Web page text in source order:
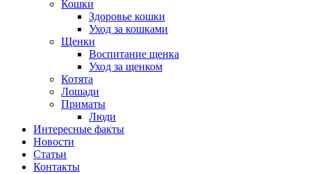
Кошки
Здоровье кошки
Уход за кошками
Щенки
Воспитание щенка
Уход за щенком
Котята
Лошади
Приматы
Люди
Интересные факты
Новости
Статьи
Контакты